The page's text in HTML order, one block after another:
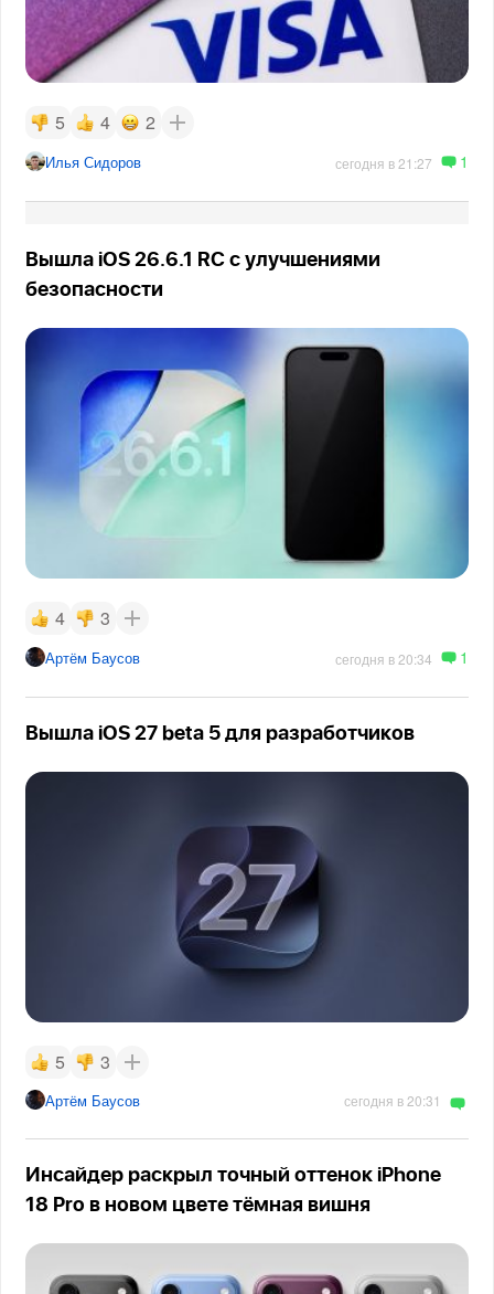
5 4 2
Илья Сидоров сегодня в 21:27 1
Вышла iOS 26.6.1 RC с улучшениями
безопасности
4 3
Артём Баусов сегодня в 20:34 1
Вышла iOS 27 beta 5 для разработчиков
5 3
Артём Баусов сегодня в 20:31
Инсайдер раскрыл точный оттенок iPhone
18 Pro в новом цвете тёмная вишня